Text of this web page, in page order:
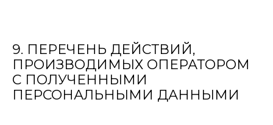
9. ПЕРЕЧЕНЬ ДЕЙСТВИЙ,
ПРОИЗВОДИМЫХ ОПЕРАТОРОМ
С ПОЛУЧЕННЫМИ
ПЕРСОНАЛЬНЫМИ ДАННЫМИ